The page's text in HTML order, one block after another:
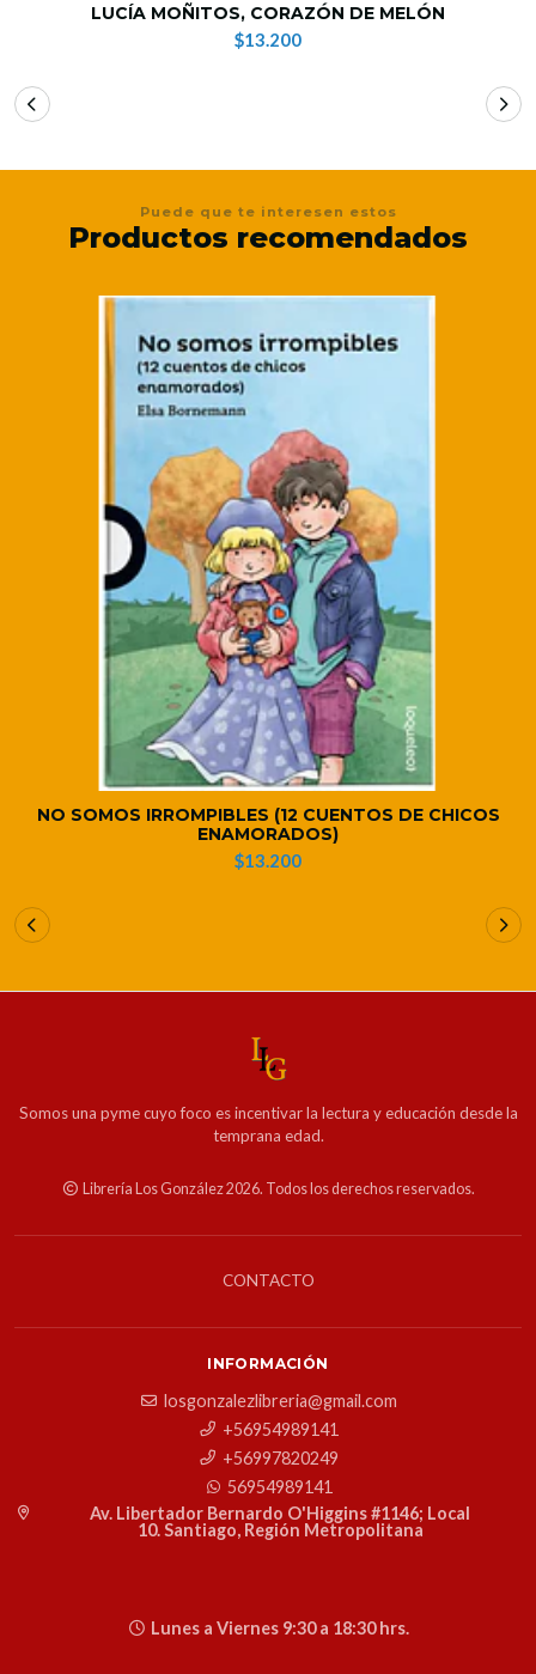
LUCÍA MOÑITOS, CORAZÓN DE MELÓN
$13.200
Puede que te interesen estos
Productos recomendados
NO SOMOS IRROMPIBLES (12 CUENTOS DE CHICOS
ENAMORADOS)
$13.200
Somos una pyme cuyo foco es incentivar la lectura y educación desde la
temprana edad.
Librería Los González 2026. Todos los derechos reservados.
CONTACTO
INFORMACIÓN
losgonzalezlibreria@gmail.com
+56954989141
+56997820249
56954989141
Av. Libertador Bernardo O'Higgins #1146; Local
10. Santiago, Región Metropolitana
Lunes a Viernes 9:30 a 18:30 hrs.